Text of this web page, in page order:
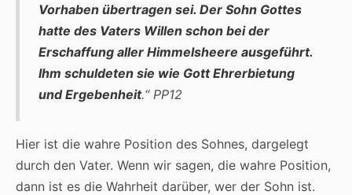
Vorhaben übertragen sei. Der Sohn Gottes
hatte des Vaters Willen schon bei der
Erschaffung aller Himmelsheere ausgeführt.
Ihm schuldeten sie wie Gott Ehrerbietung
und Ergebenheit.“ PP12
Hier ist die wahre Position des Sohnes, dargelegt
durch den Vater. Wenn wir sagen, die wahre Position,
dann ist es die Wahrheit darüber, wer der Sohn ist.